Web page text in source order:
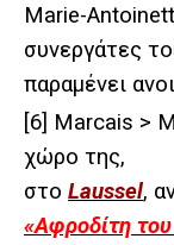
Marie-
συνεργάτες
παραμένει
[6] Marcais >
χώρο της,
στο Laussel,
«Αφροδίτη